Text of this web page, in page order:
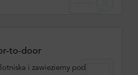
to-door
i zawieziemy pod